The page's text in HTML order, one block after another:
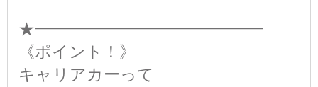
★━━━━━━━━━━━━━━
《ポイント！》
キャリアカーって